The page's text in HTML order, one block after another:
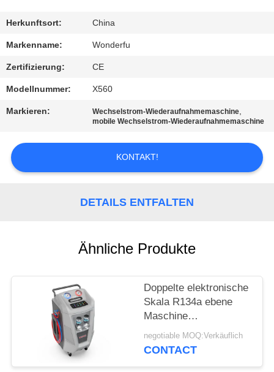
TRETEN
SIE
MIT
UNS
IN
VERBINDUNG
FORDERN
PRIVACY
POLICY
Herkunftsort: China
Markenname: Wonderfu
Zertifizierung: CE
Modellnummer: X560
Markieren: Wechselstrom-Wiederaufnahmemaschine,
mobile Wechselstrom-Wiederaufnahmemaschine
KONTAKT!
DETAILS ENTFALTEN
Ähnliche Produkte
Doppelte elektronische
Skala R134a ebene
Maschine
Wechselstroms für
Wechselstrom-
negotiable MOQ:Verkäuflich
CONTACT